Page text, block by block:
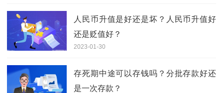
人民币升值是好还是坏？人民币升值好
还是贬值好？
2023-01-30
存死期中途可以存钱吗？分批存款好还
是一次存款？